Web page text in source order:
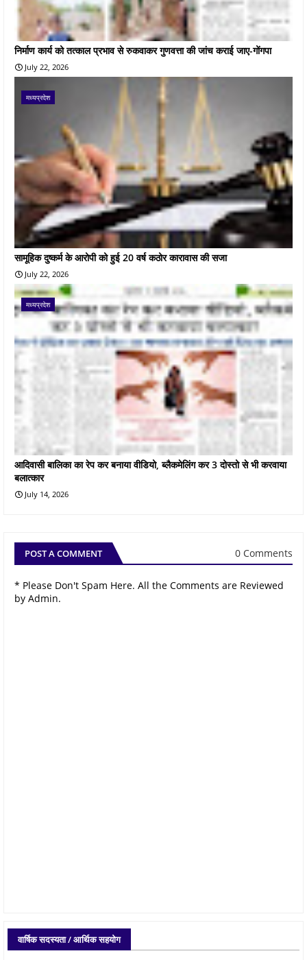
निर्माण कार्य को तत्काल प्रभाव से रुकवाकर गुणवत्ता की जांच कराई जाए-गोंगपा
July 22, 2026
मध्यप्रदेश
सामूहिक दुष्कर्म के आरोपी को हुई 20 वर्ष कठोर कारावास की सजा
July 22, 2026
मध्यप्रदेश
आदिवासी बालिका का रेप कर बनाया वीडियो, ब्लैकमेलिंग कर 3 दोस्तो से भी करवाया
बलात्कार
July 14, 2026
POST A COMMENT 0 Comments
* Please Don't Spam Here. All the Comments are Reviewed
by Admin.
वार्षिक सदस्यता / आर्थिक सहयोग